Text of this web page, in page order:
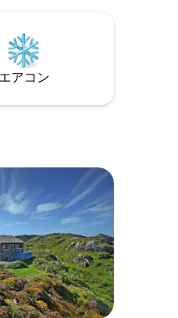
ですべてが揃って
音を聞きながら夜
適です。
エアコン
です。